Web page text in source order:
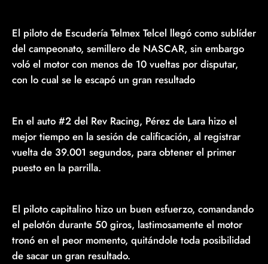
El piloto de Escudería Telmex Telcel llegó como sublíder
del campeonato, semillero de NASCAR, sin embargo
voló el motor con menos de 10 vueltas por disputar,
con lo cual se le escapó un gran resultado
En el auto #2 del Rev Racing, Pérez de Lara hizo el
mejor tiempo en la sesión de calificación, al registrar
vuelta de 39.001 segundos, para obtener el primer
puesto en la parrilla.
El piloto capitalino hizo un buen esfuerzo, comandando
el pelotón durante 50 giros, lastimosamente el motor
tronó en el peor momento, quitándole toda posibilidad
de sacar un gran resultado.